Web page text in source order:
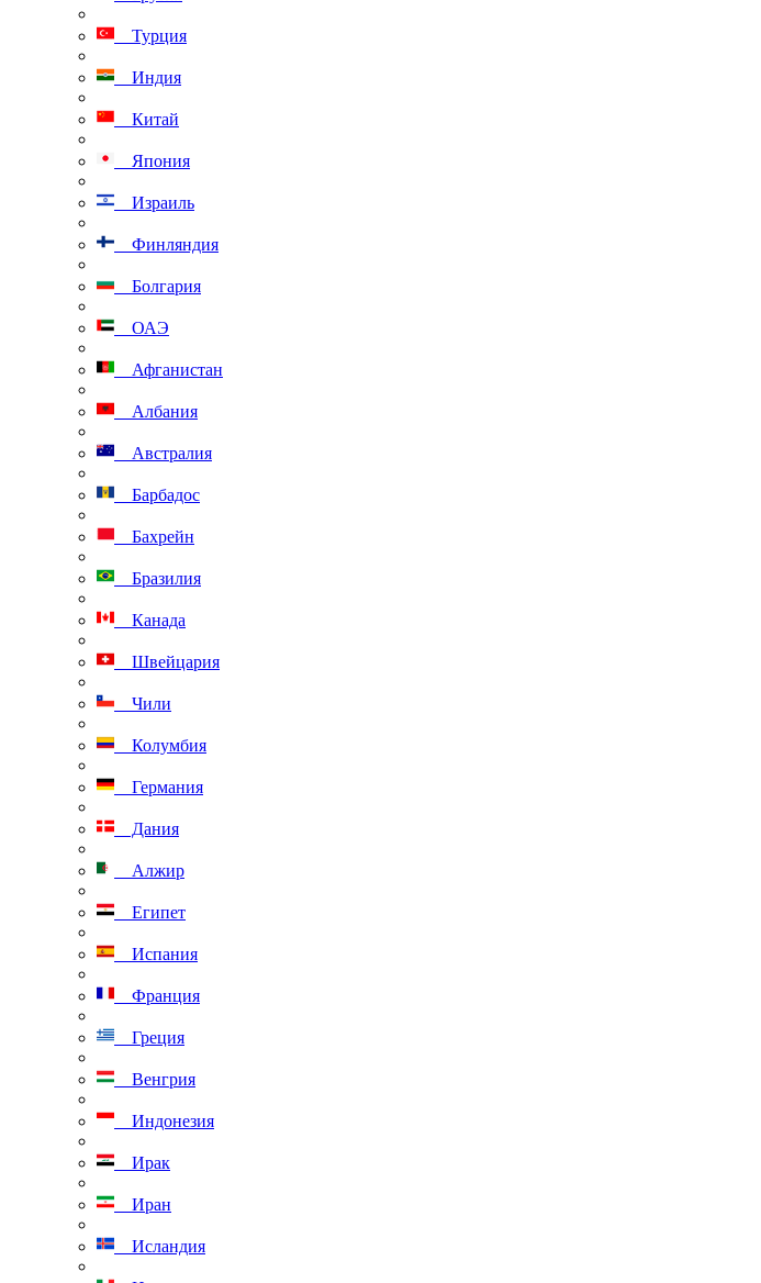
Турция
Индия
Китай
Япония
Израиль
Финляндия
Болгария
ОАЭ
Афганистан
Албания
Австралия
Барбадос
Бахрейн
Бразилия
Канада
Швейцария
Чили
Колумбия
Германия
Дания
Алжир
Египет
Испания
Франция
Греция
Венгрия
Индонезия
Ирак
Иран
Исландия